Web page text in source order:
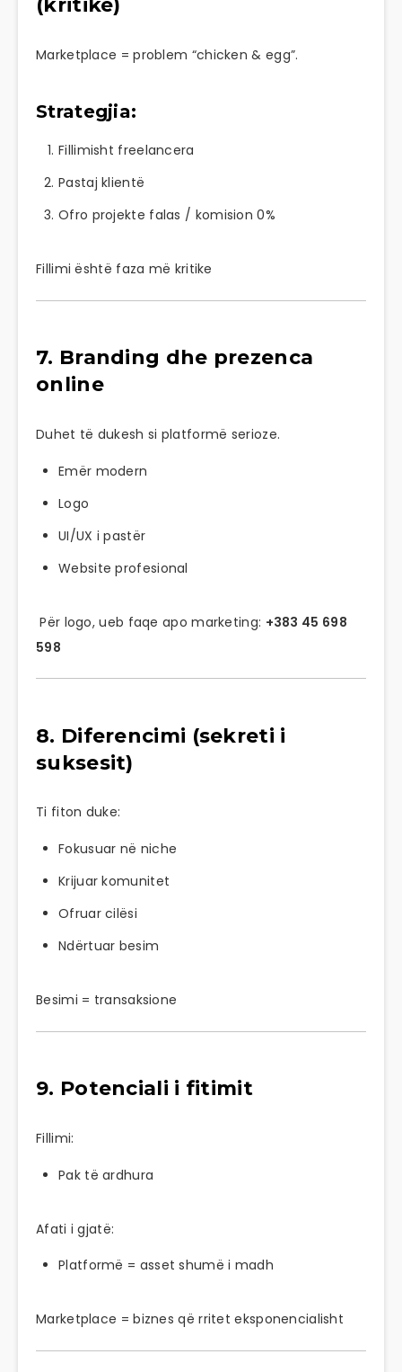
(kritike)
Marketplace = problem “chicken & egg”.
Strategjia:
Fillimisht freelancera
Pastaj klientë
Ofro projekte falas / komision 0%
Fillimi është faza më kritike
7. Branding dhe prezenca
online
Duhet të dukesh si platformë serioze.
Emër modern
Logo
UI/UX i pastër
Website profesional
Për logo, ueb faqe apo marketing: +383 45 698
598
8. Diferencimi (sekreti i
suksesit)
Ti fiton duke:
Fokusuar në niche
Krijuar komunitet
Ofruar cilësi
Ndërtuar besim
Besimi = transaksione
9. Potenciali i fitimit
Fillimi:
Pak të ardhura
Afati i gjatë:
Platformë = asset shumë i madh
Marketplace = biznes që rritet eksponencialisht